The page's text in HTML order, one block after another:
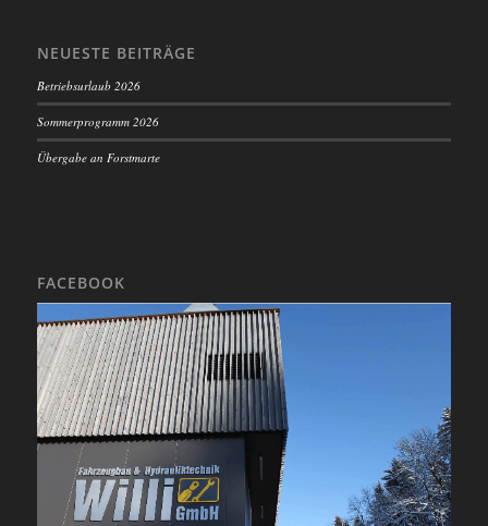
NEUESTE BEITRÄGE
Betriebsurlaub 2026
Sommerprogramm 2026
Übergabe an Forstmarte
FACEBOOK